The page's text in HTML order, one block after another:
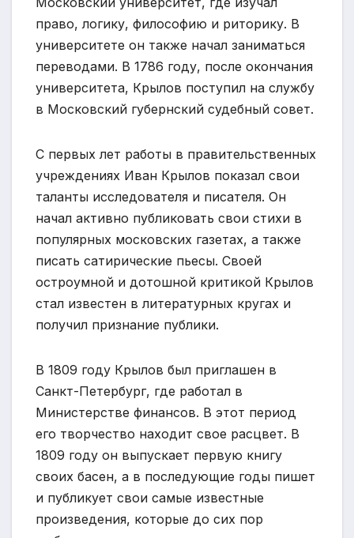
право, логику, философию и риторику. В
университете он также начал заниматься
переводами. В 1786 году, после окончания
университета, Крылов поступил на службу
в Московский губернский судебный совет.
С первых лет работы в правительственных
учреждениях Иван Крылов показал свои
таланты исследователя и писателя. Он
начал активно публиковать свои стихи в
популярных московских газетах, а также
писать сатирические пьесы. Своей
остроумной и дотошной критикой Крылов
стал известен в литературных кругах и
получил признание публики.
В 1809 году Крылов был приглашен в
Санкт-Петербург, где работал в
Министерстве финансов. В этот период
его творчество находит свое расцвет. В
1809 году он выпускает первую книгу
своих басен, а в последующие годы пишет
и публикует свои самые известные
произведения, которые до сих пор